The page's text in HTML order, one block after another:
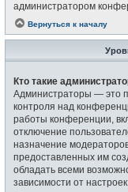
администратором
Вернуться к началу
Кто такие
Администраторы — это
контроля над
работы конференции,
отключение
назначение
предоставленных им
обладать всеми
зависимости от